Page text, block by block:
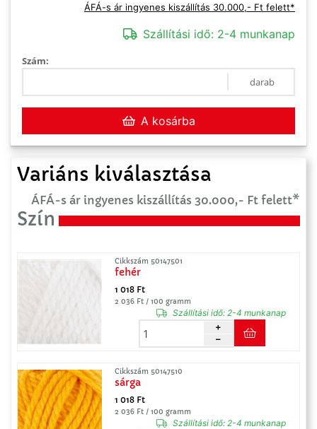
ÁFÁ-s ár ingyenes kiszállítás 30.000,- Ft felett*
Szállítási idő: 2-4 munkanap
Szám:
darab
A kosárba
Variáns kiválasztása
ÁFÁ-s ár ingyenes kiszállítás 30.000,- Ft felett*
Szín
Cikkszám 50147501
fehér
1 018 Ft
2 036 Ft / 100 gramm
Szállítási idő:2-4 munkanap
Cikkszám 50147510
sárga
1 018 Ft
2 036 Ft / 100 gramm
Szállítási idő:2-4 munkanap